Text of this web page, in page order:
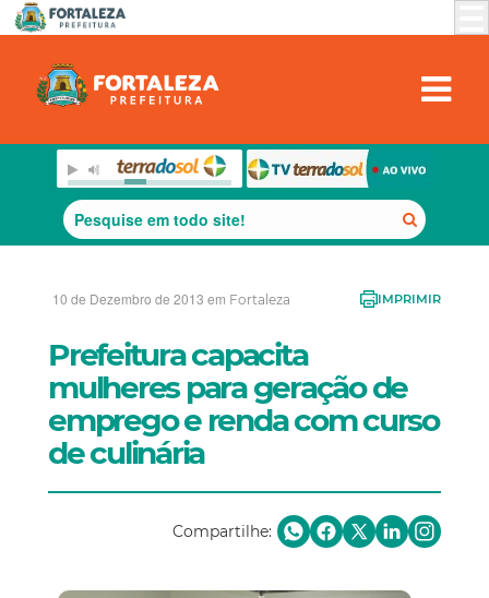
10 de Dezembro de 2013 em Fortaleza IMPRIMIR
Prefeitura capacita
mulheres para geração de
emprego e renda com curso
de culinária
Compartilhe: